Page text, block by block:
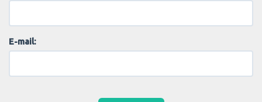
E-mail: